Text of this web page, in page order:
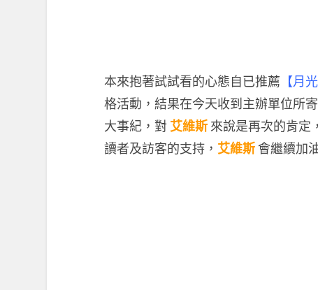
本來抱著試試看的心態自已推薦 【月
格活動，結果在今天收到主辦單位所
大事紀，對 艾維斯 來說是再次的肯定
讀者及訪客的支持， 艾維斯 會繼續加